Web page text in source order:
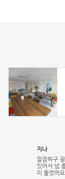
지나
깔끔하구
있어서 넘
이 들었어